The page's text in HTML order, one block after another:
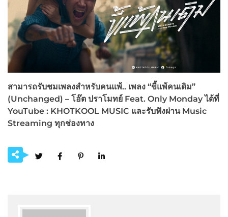
สามารถรับชมเพลงสำหรับคนแพ้.. เพลง “ขี้แพ้คนเดิม”
(Unchanged) – โอ๊ต ปราโมทย์ Feat. Only Monday ได้ที่
YouTube : KHOTKOOL MUSIC และรับฟังผ่าน Music
Streaming ทุกช่องทาง